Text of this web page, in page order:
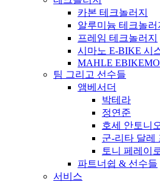
카본 테크놀러지
알루미늄 테크놀러
프레임 테크놀러지
시마노 E-BIKE 시
MAHLE
팀 그리고 선수들
앰베서더
박테라
정연준
호세 안토니
군-리타 달레
토니 페레이
파트너쉽 & 선수들
서비스